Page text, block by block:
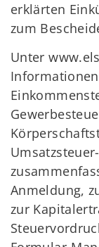
erklärten
zum
Unter
Anmeldung,
zur